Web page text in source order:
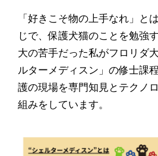
「好きこそ物の上手なれ」と
じで、保護犬猫のことを勉強
大の苦手だった私がフロリダ
ルターメディスン」の修士課
護の現場を専門知見とテクノ
組みをしています。